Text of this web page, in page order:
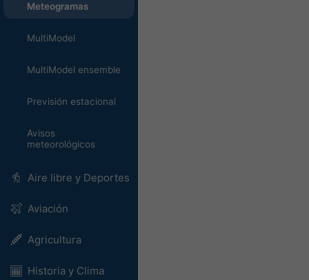
Meteogramas
MultiModel
MultiModel ensemble
Previsión estacional
Avisos
meteorológicos
Aire libre y Deportes
Aviación
Agricultura
Historia y Clima